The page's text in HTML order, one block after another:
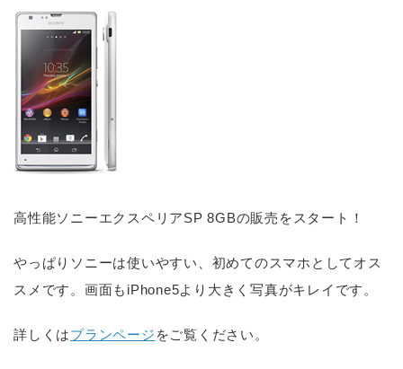
高性能ソニーエクスペリアSP 8GBの販売をスタート！
やっぱりソニーは使いやすい、初めてのスマホとしてオス
スメです。画面もiPhone5より大きく写真がキレイです。
詳しくはプランページ をご覧ください。